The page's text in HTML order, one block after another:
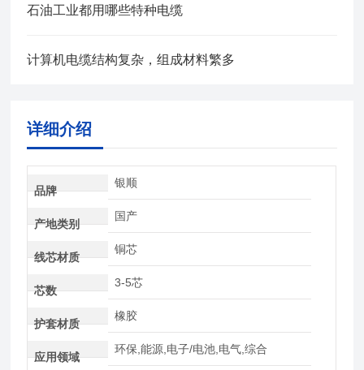
石油工业都用哪些特种电缆
计算机电缆结构复杂，组成材料繁多
详细介绍
品牌
银顺
产地类别
国产
线芯材质
铜芯
芯数
3-5芯
护套材质
橡胶
应用领域
环保,能源,电子/电池,电气,综合